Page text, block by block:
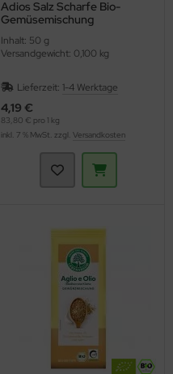
Adios Salz Scharfe Bio-
Gemüsemischung
Inhalt: 50 g
Versandgewicht: 0,100 kg
Lieferzeit: 1-4 Werktage
4,19 €
83,80 € pro 1 kg
inkl. 7 % MwSt. zzgl. Versandkosten